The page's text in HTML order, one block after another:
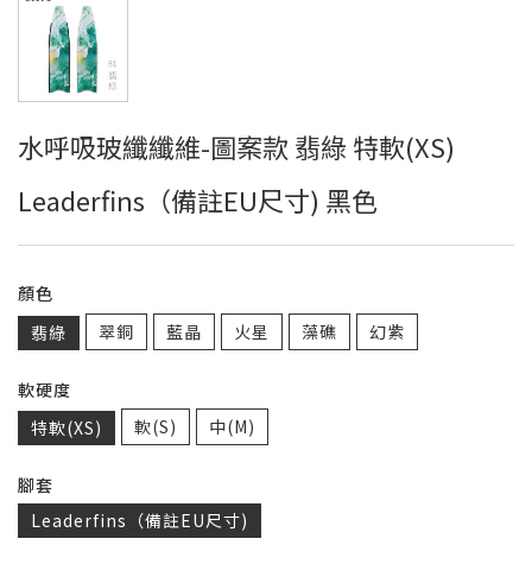
水呼吸玻纖纖維-圖案款 翡綠 特軟(XS)
Leaderfins（備註EU尺寸) 黑色
顏色
翡綠
翠銅 藍晶 火星 藻礁 幻紫
軟硬度
特軟(XS)
軟(S) 中(M)
腳套
Leaderfins（備註EU尺寸)